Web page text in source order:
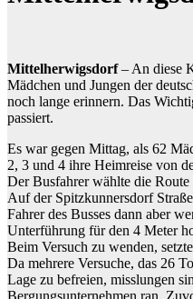
Mittelherwigsdorf– An diese
Mädchen und Jungen der
noch lange erinnern. Das
passiert.
Es war gegen Mittag, als 62
2, 3 und 4 ihre Heimreise von
Der Busfahrer wählte die
Auf der Spitzkunnersdorf
Fahrer des Busses dann aber
Unterführung für den 4 Meter
Beim Versuch zu wenden,
Da mehrere Versuche, das 26
Lage zu befreien, misslungen
Bergungsunternehmen ran.